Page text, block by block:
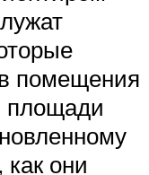
помещения
площади
они